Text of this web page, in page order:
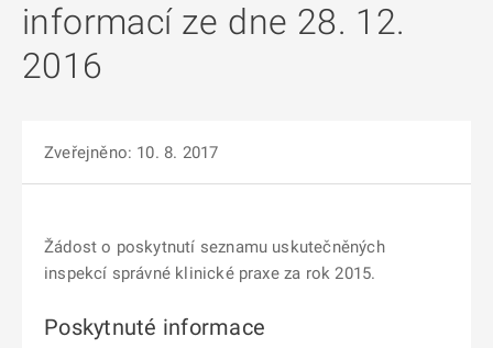
informací ze dne 28. 12.
2016
Zveřejněno: 10. 8. 2017
Žádost o poskytnutí seznamu uskutečněných
inspekcí správné klinické praxe za rok 2015.
Poskytnuté informace